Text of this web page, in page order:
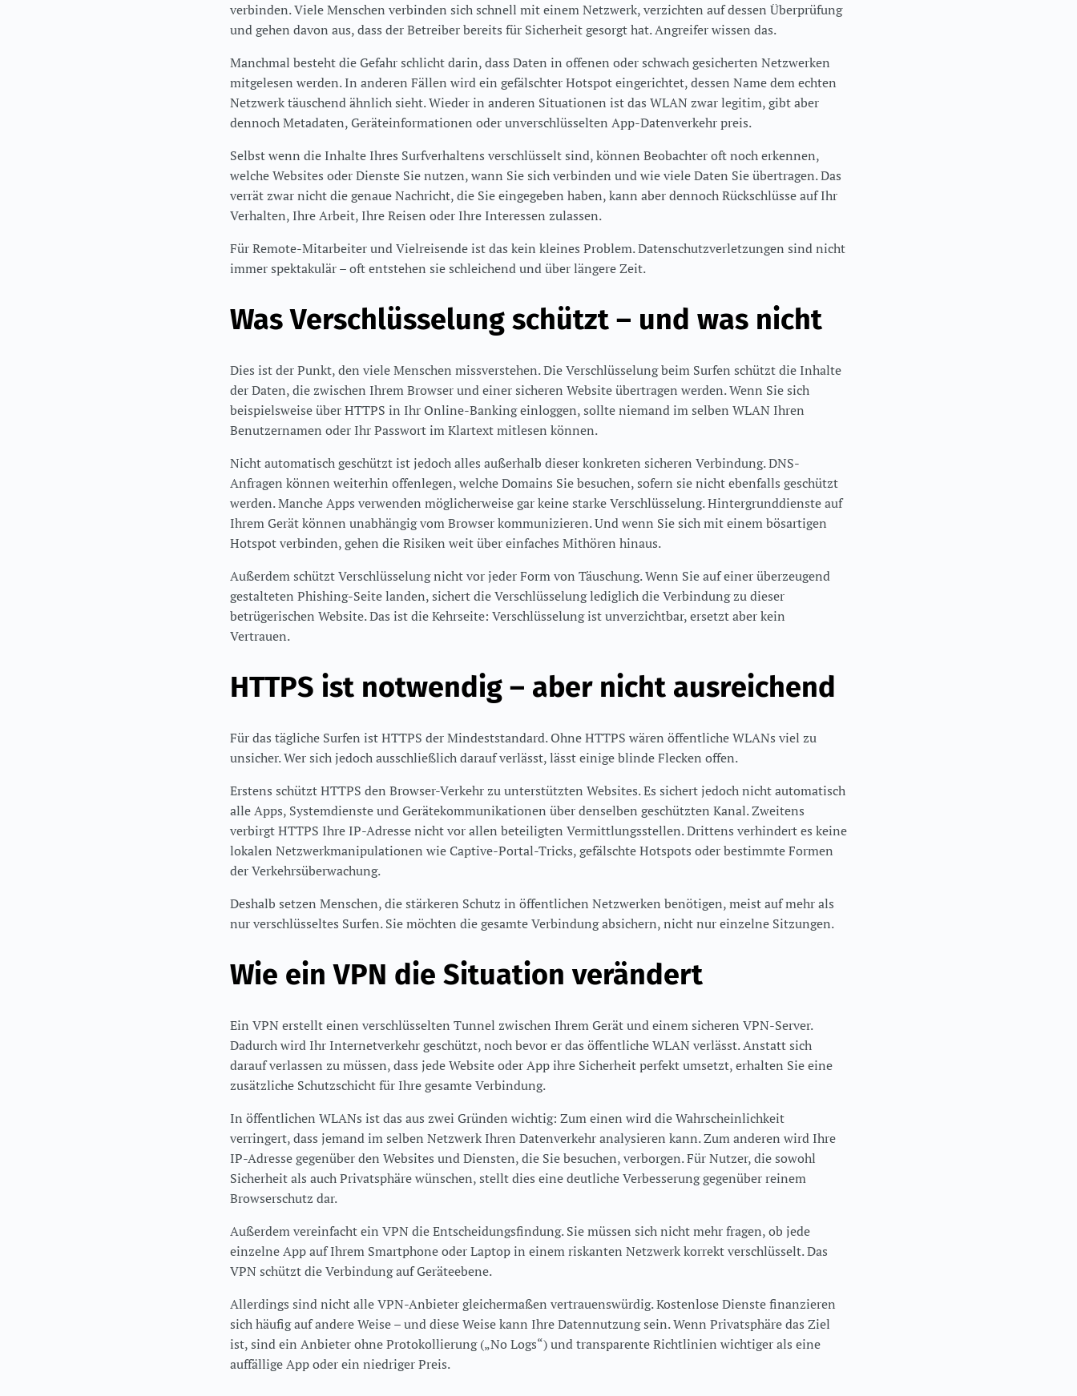
verbinden. Viele Menschen verbinden sich schnell mit einem Netzwerk, verzichten auf dessen Überprüfung
und gehen davon aus, dass der Betreiber bereits für Sicherheit gesorgt hat. Angreifer wissen das.
Manchmal besteht die Gefahr schlicht darin, dass Daten in offenen oder schwach gesicherten Netzwerken
mitgelesen werden. In anderen Fällen wird ein gefälschter Hotspot eingerichtet, dessen Name dem echten
Netzwerk täuschend ähnlich sieht. Wieder in anderen Situationen ist das WLAN zwar legitim, gibt aber
dennoch Metadaten, Geräteinformationen oder unverschlüsselten App-Datenverkehr preis.
Selbst wenn die Inhalte Ihres Surfverhaltens verschlüsselt sind, können Beobachter oft noch erkennen,
welche Websites oder Dienste Sie nutzen, wann Sie sich verbinden und wie viele Daten Sie übertragen. Das
verrät zwar nicht die genaue Nachricht, die Sie eingegeben haben, kann aber dennoch Rückschlüsse auf Ihr
Verhalten, Ihre Arbeit, Ihre Reisen oder Ihre Interessen zulassen.
Für Remote-Mitarbeiter und Vielreisende ist das kein kleines Problem. Datenschutzverletzungen sind nicht
immer spektakulär – oft entstehen sie schleichend und über längere Zeit.
Was Verschlüsselung schützt – und was nicht
Dies ist der Punkt, den viele Menschen missverstehen. Die Verschlüsselung beim Surfen schützt die Inhalte
der Daten, die zwischen Ihrem Browser und einer sicheren Website übertragen werden. Wenn Sie sich
beispielsweise über HTTPS in Ihr Online-Banking einloggen, sollte niemand im selben WLAN Ihren
Benutzernamen oder Ihr Passwort im Klartext mitlesen können.
Nicht automatisch geschützt ist jedoch alles außerhalb dieser konkreten sicheren Verbindung. DNS-
Anfragen können weiterhin offenlegen, welche Domains Sie besuchen, sofern sie nicht ebenfalls geschützt
werden. Manche Apps verwenden möglicherweise gar keine starke Verschlüsselung. Hintergrunddienste auf
Ihrem Gerät können unabhängig vom Browser kommunizieren. Und wenn Sie sich mit einem bösartigen
Hotspot verbinden, gehen die Risiken weit über einfaches Mithören hinaus.
Außerdem schützt Verschlüsselung nicht vor jeder Form von Täuschung. Wenn Sie auf einer überzeugend
gestalteten Phishing-Seite landen, sichert die Verschlüsselung lediglich die Verbindung zu dieser
betrügerischen Website. Das ist die Kehrseite: Verschlüsselung ist unverzichtbar, ersetzt aber kein
Vertrauen.
HTTPS ist notwendig – aber nicht ausreichend
Für das tägliche Surfen ist HTTPS der Mindeststandard. Ohne HTTPS wären öffentliche WLANs viel zu
unsicher. Wer sich jedoch ausschließlich darauf verlässt, lässt einige blinde Flecken offen.
Erstens schützt HTTPS den Browser-Verkehr zu unterstützten Websites. Es sichert jedoch nicht automatisch
alle Apps, Systemdienste und Gerätekommunikationen über denselben geschützten Kanal. Zweitens
verbirgt HTTPS Ihre IP-Adresse nicht vor allen beteiligten Vermittlungsstellen. Drittens verhindert es keine
lokalen Netzwerkmanipulationen wie Captive-Portal-Tricks, gefälschte Hotspots oder bestimmte Formen
der Verkehrsüberwachung.
Deshalb setzen Menschen, die stärkeren Schutz in öffentlichen Netzwerken benötigen, meist auf mehr als
nur verschlüsseltes Surfen. Sie möchten die gesamte Verbindung absichern, nicht nur einzelne Sitzungen.
Wie ein VPN die Situation verändert
Ein VPN erstellt einen verschlüsselten Tunnel zwischen Ihrem Gerät und einem sicheren VPN-Server.
Dadurch wird Ihr Internetverkehr geschützt, noch bevor er das öffentliche WLAN verlässt. Anstatt sich
darauf verlassen zu müssen, dass jede Website oder App ihre Sicherheit perfekt umsetzt, erhalten Sie eine
zusätzliche Schutzschicht für Ihre gesamte Verbindung.
In öffentlichen WLANs ist das aus zwei Gründen wichtig: Zum einen wird die Wahrscheinlichkeit
verringert, dass jemand im selben Netzwerk Ihren Datenverkehr analysieren kann. Zum anderen wird Ihre
IP-Adresse gegenüber den Websites und Diensten, die Sie besuchen, verborgen. Für Nutzer, die sowohl
Sicherheit als auch Privatsphäre wünschen, stellt dies eine deutliche Verbesserung gegenüber reinem
Browserschutz dar.
Außerdem vereinfacht ein VPN die Entscheidungsfindung. Sie müssen sich nicht mehr fragen, ob jede
einzelne App auf Ihrem Smartphone oder Laptop in einem riskanten Netzwerk korrekt verschlüsselt. Das
VPN schützt die Verbindung auf Geräteebene.
Allerdings sind nicht alle VPN-Anbieter gleichermaßen vertrauenswürdig. Kostenlose Dienste finanzieren
sich häufig auf andere Weise – und diese Weise kann Ihre Datennutzung sein. Wenn Privatsphäre das Ziel
ist, sind ein Anbieter ohne Protokollierung („No Logs“) und transparente Richtlinien wichtiger als eine
auffällige App oder ein niedriger Preis.